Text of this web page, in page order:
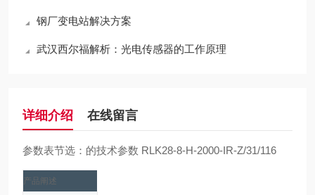
钢厂变电站解决方案
武汉西尔福解析：光电传感器的工作原理
详细介绍 在线留言
参数表节选：的技术参数 RLK28-8-H-2000-IR-Z/31/116
产品阐述